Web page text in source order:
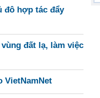
đô hợp tác đẩy
đất lạ, làm việc
VietNamNet